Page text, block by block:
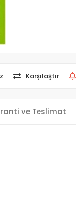
Karşılaştır
ve Teslimat